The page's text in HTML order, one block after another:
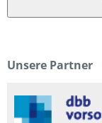
Unsere Partner